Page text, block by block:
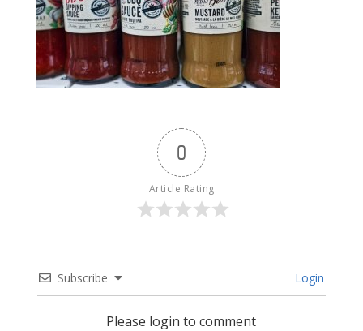
0
Article Rating
Subscribe Login
Please login to comment